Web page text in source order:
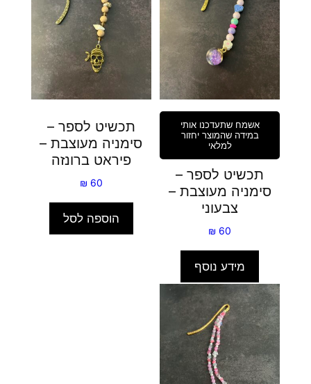
אשמח שתעדכנו אותי
במידה שהמוצר יחזור
למלאי
תכשיט לספר –
סימניה מעוצבת –
צבעוני
₪ 60
מידע נוסף
תכשיט לספר –
סימניה מעוצבת –
פיראט ברונזה
₪ 60
הוספה לסל